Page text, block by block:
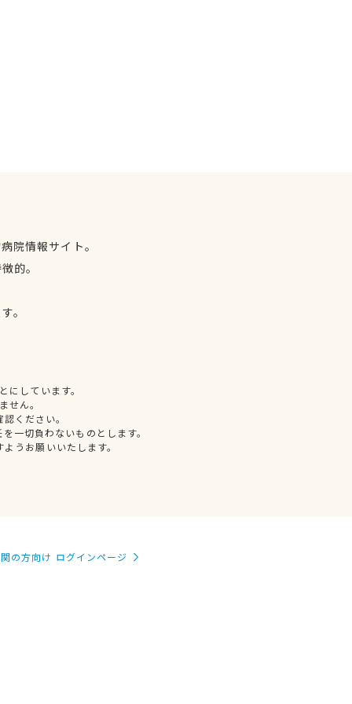
院情報サイト。
的。
。
しています。
せん。
ください。
一切負わないものとします。
うお願いいたします。
の方向け ログインページ